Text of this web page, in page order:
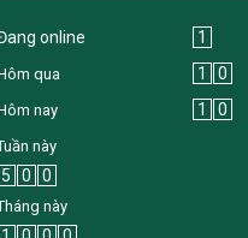
Đang online 1
Hôm qua 1 0
Hôm nay 1 0
Tuần này
5 0 0
Tháng này